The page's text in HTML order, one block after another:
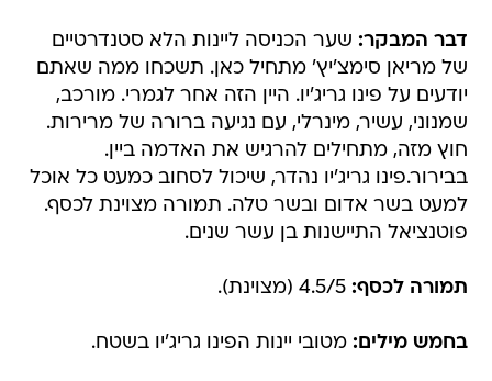
דבר המבקר: שער הכניסה ליינות הלא סטנדרטיים
של מריאן סימצ'יץ' מתחיל כאן. תשכחו ממה שאתם
יודעים על פינו גריג'יו. היין הזה אחר לגמרי. מורכב,
שמנוני, עשיר, מינרלי, עם נגיעה ברורה של מרירות.
חוץ מזה, מתחילים להרגיש את האדמה ביין.
בבירור.פינו גריג'יו נהדר, שיכול לסחוב כמעט כל אוכל
למעט בשר אדום ובשר טלה. תמורה מצוינת לכסף.
פוטנציאל התיישנות בן עשר שנים.
תמורה לכסף: 4.5/5 (מצוינת).
בחמש מילים: מטובי יינות הפינו גריג'יו בשטח.